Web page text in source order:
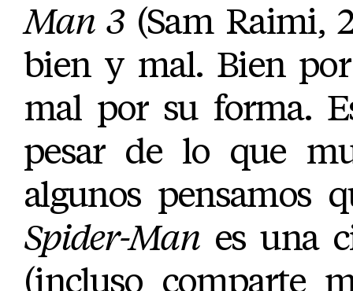
Man 3(Sam Raimi,
bien y mal. Bien
mal por su forma.
pesar de lo que
algunos pensamos
Spider-Manes una
(incluso comparte